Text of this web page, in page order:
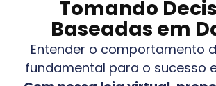
Tomando
Baseadas em
Entender o comportamento
fundamental para o sucesso